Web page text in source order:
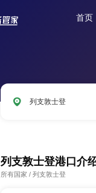
首页
列支敦士登
列支敦士登港口介
所有国家 / 列支敦士登